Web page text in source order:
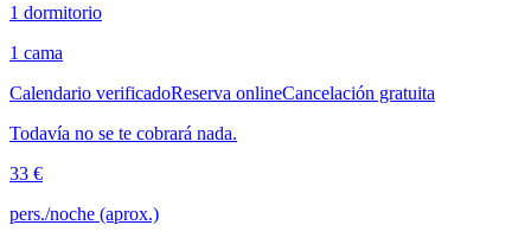
1 dormitorio
1 cama
Calendario verificadoReserva onlineCancelación gratuita
Todavía no se te cobrará nada.
33 €
pers./noche (aprox.)